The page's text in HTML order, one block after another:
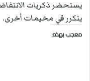
يستحضر ذكريات
يتكرر في مخيمات أخرى.
معجب بهذه: